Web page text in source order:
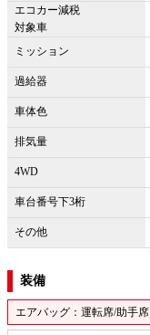
エコカー減税
対象車
ミッション
過給器
車体色
排気量
4WD
車台番号下3桁
その他
装備
エアバッグ：運転席/助手席